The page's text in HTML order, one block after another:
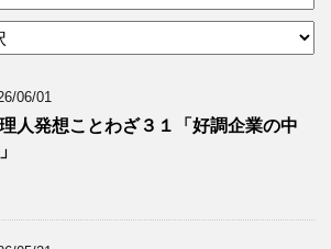
06/01
人発想ことわざ３１「好調企業の中